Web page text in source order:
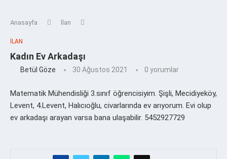
Anasayfa İlan
İLAN
Kadın Ev Arkadaşı
Betül Göze 30 Ağustos 2021 0 yorumlar
Matematik Mühendisliği 3.sınıf öğrencisiyim. Şişli, Mecidiyeköy,
Levent, 4.Levent, Halıcıoğlu, civarlarında ev arıyorum. Evi olup
ev arkadaşı arayan varsa bana ulaşabilir. 5452927729